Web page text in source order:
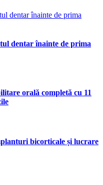
dentar înainte de prima
orală completă cu 11
bicorticale și lucrare